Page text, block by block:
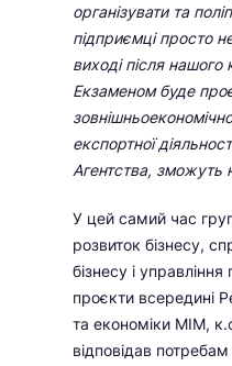
організувати та
підприємці просто
виході після
Екзаменом буде
експортної
Агентства, зможуть
У цей самий час
розвиток бізнесу,
бізнесу і
проєкти всередині
та економіки МІМ,
відповідав